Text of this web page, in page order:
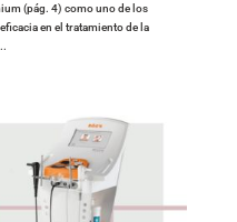
(pág. 4) como uno de los
en el tratamiento de la